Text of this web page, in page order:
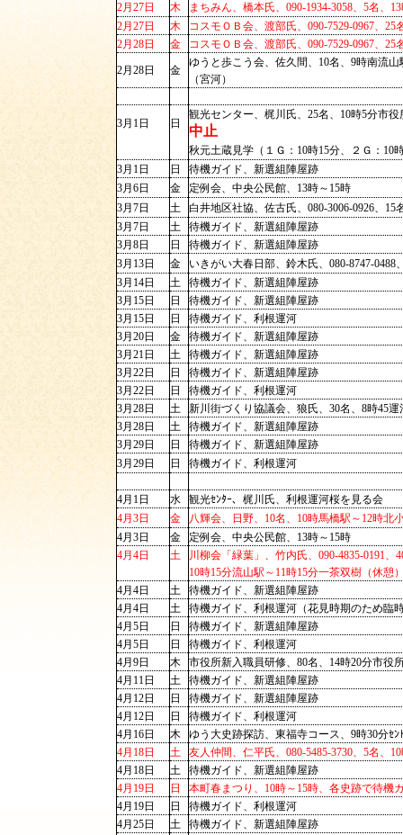
2月27日
木
まちみん、橋本氏、090-1934-3058、5
2月27日
木
コスモＯＢ会、渡部氏、090-7529-0967、
2月28日
金 コスモＯＢ会、渡部氏、090-7529-0967、
2月28日 金
ゆうと歩こう会、佐久間、10名
（宮河）
3月1日 日
観光センター、梶川氏、25名、10時5分市
中止
秋元土蔵見学（１Ｇ：10時15分、２Ｇ：10
3月1日
日
待機ガイド、新選組陣屋跡
3月6日
金
定例会、中央公民館、13時～15時
3月7日
土
白井地区社協、佐古氏、080-3006-0926、
3月7日
土
待機ガイド、新選組陣屋跡
3月8日
日
待機ガイド、新選組陣屋跡
3月13日
金
いきがい大春日部、鈴木氏、080-8747-
3月14日
土
待機ガイド、新選組陣屋跡
3月15日
日
待機ガイド、新選組陣屋跡
3月15日
日
待機ガイド、利根運河
3月20日
金
待機ガイド、新選組陣屋跡
3月21日
土
待機ガイド、新選組陣屋跡
3月22日
日
待機ガイド、新選組陣屋跡
3月22日
日
待機ガイド、利根運河
3月28日
土
新川街づくり協議会、狼氏、30名、8時
3月28日
土
待機ガイド、新選組陣屋跡
3月29日
日
待機ガイド、新選組陣屋跡
3月29日
日 待機ガイド、利根運河
4月1日 水
観光ｾﾝﾀｰ、梶川氏、利根運河桜を見る会
4月3日
金
八輝会、日野、10名、10
4月3日
金
定例会、中央公民館、13時～15時
4月4日
土
川柳会「緑葉」、竹内氏、090-4835-0191、
10時15分流山駅～11時15分一茶双樹（休憩
4月4日
土
待機ガイド、新選組陣屋跡
4月4日
土
待機ガイド、利根運河（花見時期のため臨
4月5日
日
待機ガイド、新選組陣屋跡
4月5日
日
待機ガイド、利根運河
4月9日
木
市役所新入職員研修、80名、14時20分市
4月11日
土
待機ガイド、新選組陣屋跡
4月12日
日
待機ガイド、新選組陣屋跡
4月12日
日
待機ガイド、利根運河
4月16日
木
ゆう大史跡探訪、東福寺コース、9時30分ｾﾝ
4月18日
土
友人仲間、仁平氏、080-5485-3730、5名、
4月18日
土
待機ガイド、新選組陣屋跡
4月19日
日
本町春まつり、10時～15時、各史跡で待機
4月19日
日
待機ガイド、利根運河
4月25日
土
待機ガイド、新選組陣屋跡